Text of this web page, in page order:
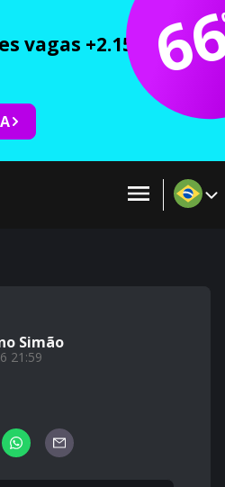
vagas +2.150 cursos
Simão
21:59